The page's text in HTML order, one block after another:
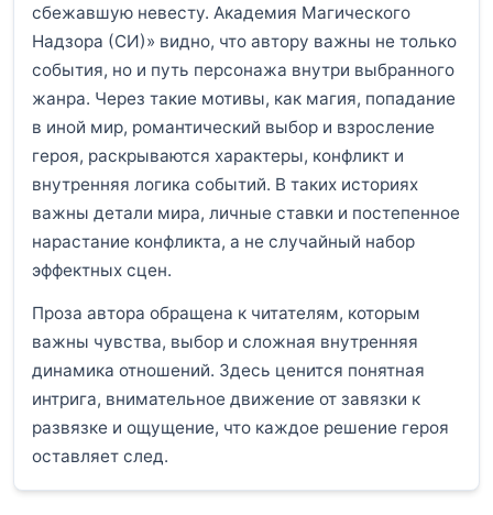
сбежавшую невесту. Академия Магического
Надзора (СИ)» видно, что автору важны не только
события, но и путь персонажа внутри выбранного
жанра. Через такие мотивы, как магия, попадание
в иной мир, романтический выбор и взросление
героя, раскрываются характеры, конфликт и
внутренняя логика событий. В таких историях
важны детали мира, личные ставки и постепенное
нарастание конфликта, а не случайный набор
эффектных сцен.
Проза автора обращена к читателям, которым
важны чувства, выбор и сложная внутренняя
динамика отношений. Здесь ценится понятная
интрига, внимательное движение от завязки к
развязке и ощущение, что каждое решение героя
оставляет след.